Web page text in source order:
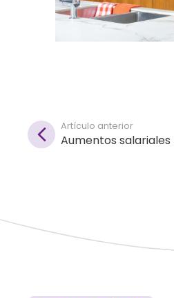
Artículo anterior
Aumentos salariales